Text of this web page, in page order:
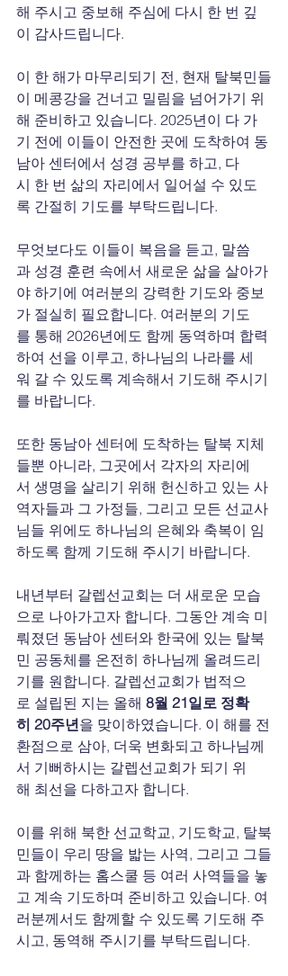
해 주시고 중보해 주심에 다시 한 번 깊
이 감사드립니다.
이 한 해가 마무리되기 전, 현재 탈북민들
이 메콩강을 건너고 밀림을 넘어가기 위
해 준비하고 있습니다. 2025년이 다 가
기 전에 이들이 안전한 곳에 도착하여 동
남아 센터에서 성경 공부를 하고, 다
시 한 번 삶의 자리에서 일어설 수 있도
록 간절히 기도를 부탁드립니다.
무엇보다도 이들이 복음을 듣고, 말씀
과 성경 훈련 속에서 새로운 삶을 살아가
야 하기에 여러분의 강력한 기도와 중보
가 절실히 필요합니다. 여러분의 기도
를 통해 2026년에도 함께 동역하며 합력
하여 선을 이루고, 하나님의 나라를 세
워 갈 수 있도록 계속해서 기도해 주시기
를 바랍니다.
또한 동남아 센터에 도착하는 탈북 지체
들뿐 아니라, 그곳에서 각자의 자리에
서 생명을 살리기 위해 헌신하고 있는 사
역자들과 그 가정들, 그리고 모든 선교사
님들 위에도 하나님의 은혜와 축복이 임
하도록 함께 기도해 주시기 바랍니다.
내년부터 갈렙선교회는 더 새로운 모습
으로 나아가고자 합니다. 그동안 계속 미
뤄졌던 동남아 센터와 한국에 있는 탈북
민 공동체를 온전히 하나님께 올려드리
기를 원합니다. 갈렙선교회가 법적으
로 설립된 지는 올해 8월 21일로 정확
히 20주년을 맞이하였습니다. 이 해를 전
환점으로 삼아, 더욱 변화되고 하나님께
서 기뻐하시는 갈렙선교회가 되기 위
해 최선을 다하고자 합니다.
이를 위해 북한 선교학교, 기도학교, 탈북
민들이 우리 땅을 밟는 사역, 그리고 그들
과 함께하는 홈스쿨 등 여러 사역들을 놓
고 계속 기도하며 준비하고 있습니다. 여
러분께서도 함께할 수 있도록 기도해 주
시고, 동역해 주시기를 부탁드립니다.